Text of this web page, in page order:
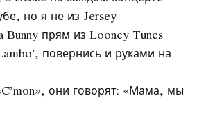
но я не из Jersey
прям из Looney Tunes
повернись и руками на
они говорят: «Мама, мы